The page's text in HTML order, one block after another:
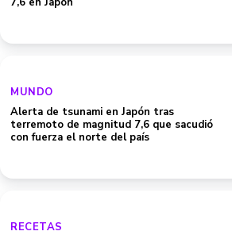
MUNDO
Alerta de tsunami en Japón tras
terremoto de magnitud 7,6 que sacudió
con fuerza el norte del país
RECETAS